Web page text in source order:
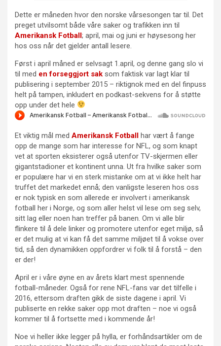
Dette er måneden hvor den norske vårsesongen tar til. Det
preget utvilsomt både våre saker og trafikken inn til
Amerikansk Fotball; april, mai og juni er høysesong her
hos oss når det gjelder antall lesere.
Først i april måned er selvsagt 1.april, og denne gang slo vi
til med en forseggjort sak som faktisk var lagt klar til
publisering i september 2015 – riktignok med en del finpuss
helt på tampen, inkludert en podkast-sekvens for å støtte
opp under det hele
Et viktig mål med Amerikansk Fotball har vært å fange
opp de mange som har interesse for NFL, og som knapt
vet at sporten eksisterer også utenfor TV-skjermen eller
gigantstadioner et kontinent unna. Ut fra hvilke saker som
er populære har vi en sterk mistanke om at vi ikke helt har
truffet det markedet ennå; den vanligste leseren hos oss
er nok typisk en som allerede er involvert i amerikansk
fotball her i Norge, og som aller helst vil lese om seg selv,
sitt lag eller noen han treffer på banen. Om vi alle blir
flinkere til å dele linker og promotere utenfor eget miljø, så
er det mulig at vi kan få det samme miljøet til å vokse over
tid, så den dynamikken oppfordrer vi folk til å forstå – den
er der!
April er i våre øyne en av årets klart mest spennende
fotball-måneder. Også for rene NFL-fans var det tilfelle i
2016, ettersom draften gikk de siste dagene i april. Vi
publiserte en rekke saker opp mot draften – noe vi også
kommer til å fortsette med i kommende år!
Noe vi heller ikke legger på hylla, er forhåndsartikler om de